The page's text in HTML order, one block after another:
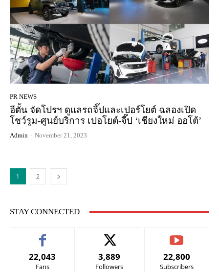
PR NEWS
อีตั้น จัดโปรฯ ดูแลรถจี๊ปและเปอร์โยต์ ฉลองเปิด
โชว์รูม-ศูนย์บริการ เปอโยต์-จี๊ป ‘เชียงใหม่ ออโต้’
Admin - November 21, 2023
1 2
STAY CONNECTED
22,043
Fans
3,889
Followers
22,800
Subscribers